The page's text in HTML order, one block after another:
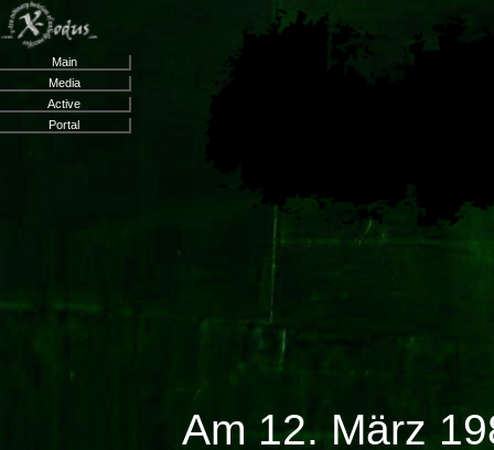
Main
Media
Active
Portal
Am 12. März